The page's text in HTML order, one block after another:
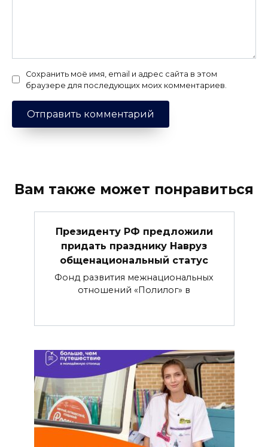
Сохранить моё имя, email и адрес сайта в этом
браузере для последующих моих комментариев.
Вам также может понравиться
Президенту РФ предложили
придать празднику Навруз
общенациональный статус
Фонд развития межнациональных
отношений «Полилог» в